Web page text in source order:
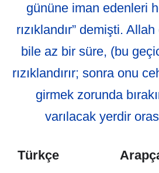
gününe iman edenleri
rızıklandır” demişti.
bile az bir süre, (bu
rızıklandırır; sonra onu
girmek zorunda
varılacak yerdir
Türkçe